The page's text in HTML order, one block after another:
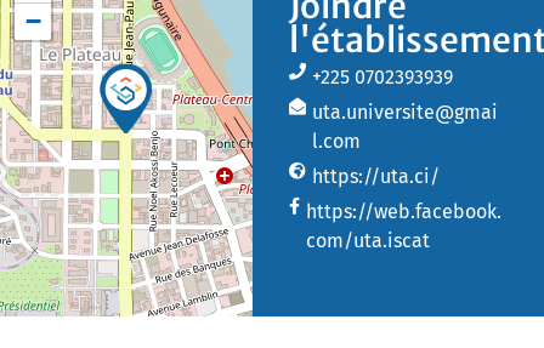
−
+225 0702393939
uta.universite@gmai
l.com
https://uta.ci/
https://web.facebook.
com/uta.iscat